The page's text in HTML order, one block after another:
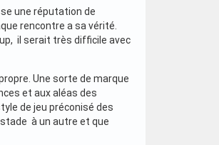
une réputation de
rencontre a sa vérité.
il serait très difficile avec
Une sorte de marque
et aux aléas des
de jeu préconisé des
à un autre et que